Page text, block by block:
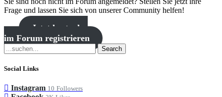
Frage und lassen Sie sich von unserer Community helfen!
Jetzt kostenlos
im Forum registrieren
Search
Social Links
Instagram 10 Followers